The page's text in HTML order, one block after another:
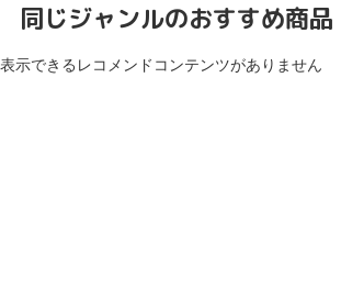
同じジャンルのおすすめ商品
表示できるレコメンドコンテンツがありません